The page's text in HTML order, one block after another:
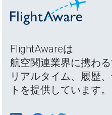
FlightAwareは
航空関連業界に携わ
リアルタイム、履歴
トを提供しています。